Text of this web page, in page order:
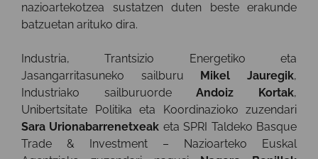
nazioartekotzea sustatzen duten beste erakunde
batzuetan arituko dira.
Industria, Trantsizio Energetiko eta
Jasangarritasuneko sailburu Mikel Jauregik,
Industriako sailburuordeAndoiz Kortak,
Unibertsitate Politika eta Koordinazioko zuzendari
Sara Urionabarrenetxeak eta SPRI Taldeko Basque
Trade & Investment – Nazioarteko Euskal